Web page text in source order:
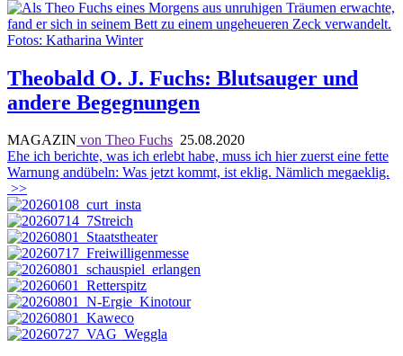
Theobald O. J. Fuchs: Blutsauger und
andere Begegnungen
MAGAZIN von Theo Fuchs 25.08.2020
Ehe ich berichte, was ich erlebt habe, muss ich hier zuerst eine fette
Warnung andübeln: Was jetzt kommt, ist eklig. Nämlich megaeklig.
>>